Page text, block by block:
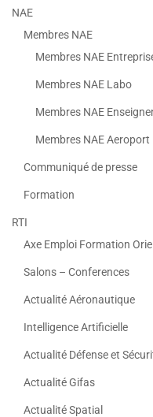
NAE
Membres NAE
Membres NAE
Membres NAE Labo
Membres NAE
Membres NAE Aeroport
Communiqué de presse
Formation
RTI
Axe Emploi Formation
Salons – Conferences
Actualité Aéronautique
Intelligence Artificielle
Actualité Défense et
Actualité Gifas
Actualité Spatial